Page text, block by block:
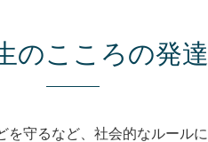
のこころの発達
を守るなど、社会的なルールに